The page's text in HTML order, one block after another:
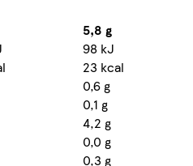
5,8 g
98 kJ
23 kcal
0,6 g
0,1 g
4,2 g
0,0 g
0,3 g